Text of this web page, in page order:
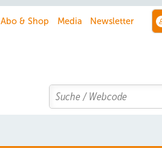
Abo & Shop Media Newsletter
Search